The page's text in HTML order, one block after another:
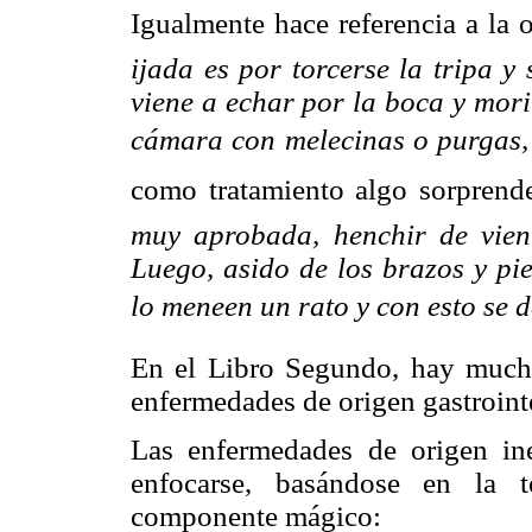
Igualmente hace referencia a la
ijada es por torcerse la tripa y
viene a echar por la boca y
cámara con melecinas o
como tratamiento algo
muy aprobada, henchir de
Luego, asido de los brazos y
lo meneen un rato y con esto se
En el Libro Segundo, hay
enfermedades de origen
Las enfermedades de origen
enfocarse, basándose en
componente mágico: